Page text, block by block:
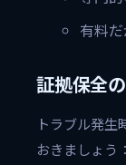
有料
証拠保全
トラブル発生
おきましょう：